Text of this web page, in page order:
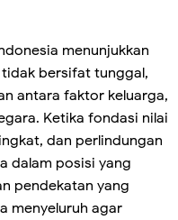
menunjukkan
bersifat tunggal,
antara faktor keluarga,
Ketika fondasi nilai
dan perlindungan
dalam posisi yang
pendekatan yang
menyeluruh agar